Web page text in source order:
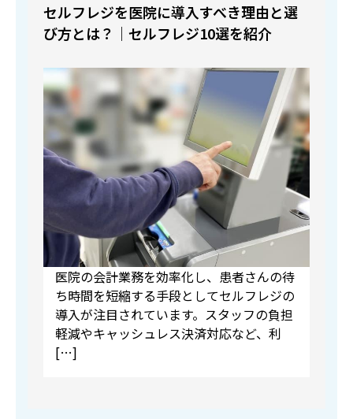
セルフレジを医院に導入すべき理由と選
び方とは？｜セルフレジ10選を紹介
医院の会計業務を効率化し、患者さんの待
ち時間を短縮する手段としてセルフレジの
導入が注目されています。スタッフの負担
軽減やキャッシュレス決済対応など、利
[…]